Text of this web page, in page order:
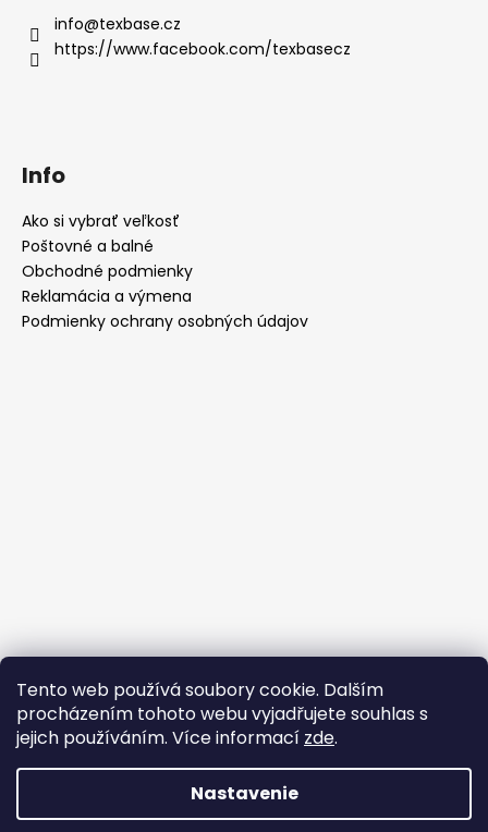
Tento web používá soubory cookie. Dalším
procházením tohoto webu vyjadřujete souhlas s
jejich používáním. Více informací zde.
Nastavenie
info@texbase.cz
https://www.facebook.com/texbasecz
Info
Ako si vybrať veľkosť
Poštovné a balné
Obchodné podmienky
Reklamácia a výmena
Podmienky ochrany osobných údajov
Prijímame online platby